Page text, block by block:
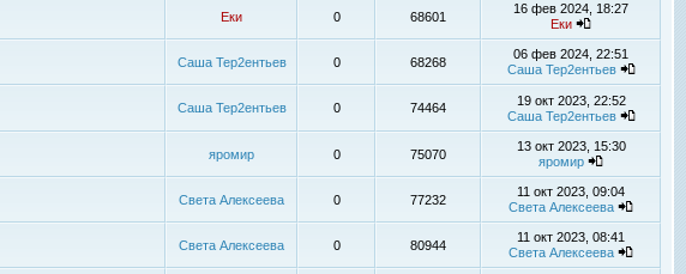
Еки 0 68601
16 фев 2024, 18:27
Еки
Саша Тер2ентьев 0 68268
06 фев 2024, 22:51
Саша Тер2ентьев
Саша Тер2ентьев 0 74464
19 окт 2023, 22:52
Саша Тер2ентьев
яромир 0 75070
13 окт 2023, 15:30
яромир
Света Алексеева 0 77232
11 окт 2023, 09:04
Света Алексеева
Света Алексеева 0 80944
11 окт 2023, 08:41
Света Алексеева